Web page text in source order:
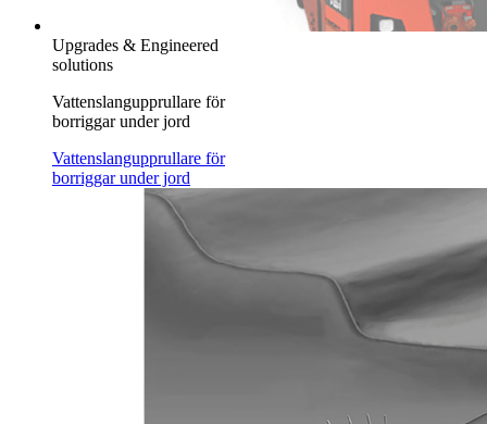
Upgrades & Engineered
solutions
Vattenslangupprullare för
borriggar under jord
Vattenslangupprullare för
borriggar under jord